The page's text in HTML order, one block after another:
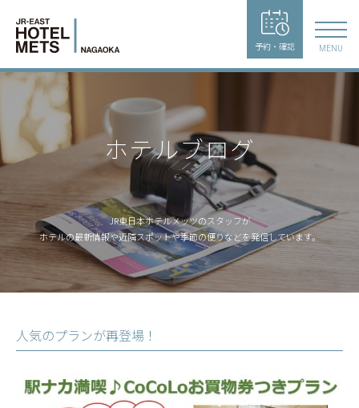
予約・確認 MENU
ホテルブログ
JR東日本ホテルメッツのスタッフが
ホテルの最新情報や近隣スポットや季節の便りなどを発信しています。
人気のプランが再登場！